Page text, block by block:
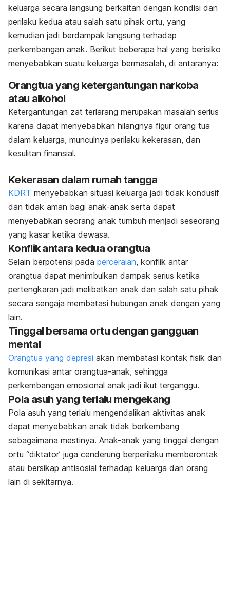
keluarga secara langsung berkaitan dengan kondisi dan
perilaku kedua atau salah satu pihak ortu, yang
kemudian jadi berdampak langsung terhadap
perkembangan anak. Berikut beberapa hal yang berisiko
menyebabkan suatu keluarga bermasalah, di antaranya:
Orangtua yang ketergantungan narkoba
atau alkohol
Ketergantungan zat terlarang merupakan masalah serius
karena dapat menyebabkan hilangnya figur orang tua
dalam keluarga, munculnya perilaku kekerasan, dan
kesulitan finansial.
Kekerasan dalam rumah tangga
KDRT menyebabkan situasi keluarga jadi tidak kondusif
dan tidak aman bagi anak-anak serta dapat
menyebabkan seorang anak tumbuh menjadi seseorang
yang kasar ketika dewasa.
Konflik antara kedua orangtua
Selain berpotensi pada perceraian, konflik antar
orangtua dapat menimbulkan dampak serius ketika
pertengkaran jadi melibatkan anak dan salah satu pihak
secara sengaja membatasi hubungan anak dengan yang
lain.
Tinggal bersama ortu dengan gangguan
mental
Orangtua yang depresi akan membatasi kontak fisik dan
komunikasi antar orangtua-anak, sehingga
perkembangan emosional anak jadi ikut terganggu.
Pola asuh yang terlalu mengekang
Pola asuh yang terlalu mengendalikan aktivitas anak
dapat menyebabkan anak tidak berkembang
sebagaimana mestinya. Anak-anak yang tinggal dengan
ortu “diktator’ juga cenderung berperilaku memberontak
atau bersikap antisosial terhadap keluarga dan orang
lain di sekitarnya.